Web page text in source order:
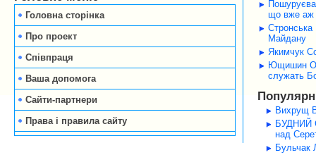
Головна сторінка
Про проект
Співпраця
Ваша допомога
Сайти-партнери
Права і правила сайту
що вже аж
Стронська
Майдану
Якимчук
Ющишин
служать
Вихрущ
БУДНИЙ
над
Бульчак